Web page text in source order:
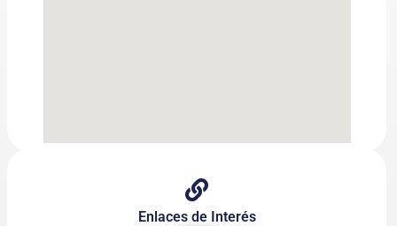
Enlaces de Interés